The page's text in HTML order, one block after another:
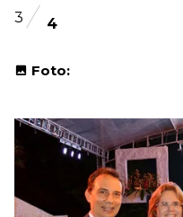
3 4
Foto: